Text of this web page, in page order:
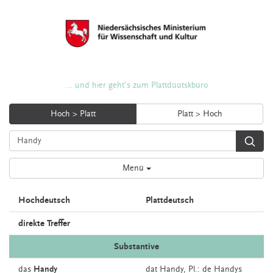
... und hier geht's zum Plattdüütskbüro
Hoch > Platt Platt > Hoch
Menü
Hochdeutsch Plattdeutsch
direkte Treffer
Substantive
das Handy dat Handy, Pl.: de Handys